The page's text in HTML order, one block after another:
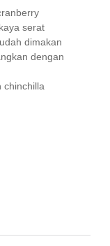
serat
dimakan
dengan
chinchilla